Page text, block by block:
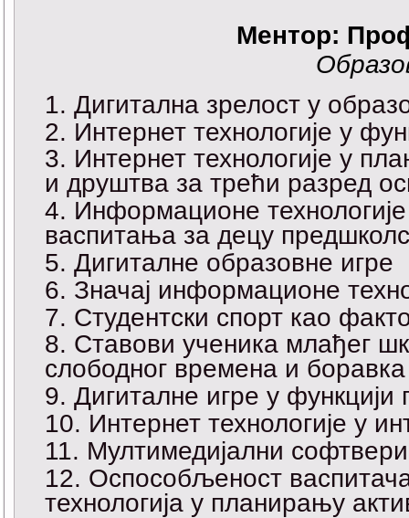
Ментор:
Дигитална зрелост у
Интернет технологије у
Интернет технологије у
и друштва за трећи разред
Информационе
васпитања за децу
Дигиталне образовне игре
Значај информационе
Студентски спорт као
Ставови ученика млађег
слободног времена и
Дигиталне игре у функцији
Интернет технологије у
Мултимедијални
Оспособљеност
технологија у планирању